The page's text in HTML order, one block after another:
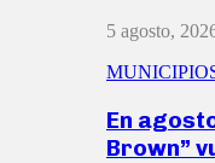
5 agosto,
En
Brown”